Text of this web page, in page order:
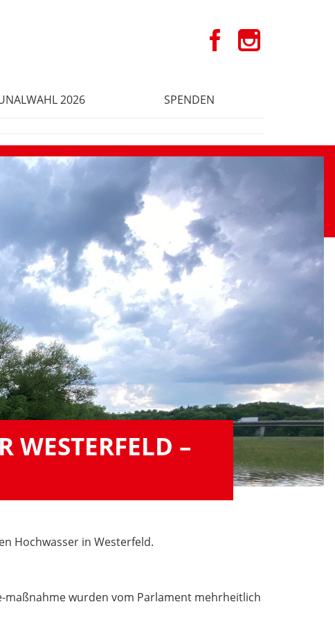
2026 SPENDEN
WESTERFELD –
Hochwasser in Westerfeld.
maßnahme wurden vom Parlament mehrheitlich